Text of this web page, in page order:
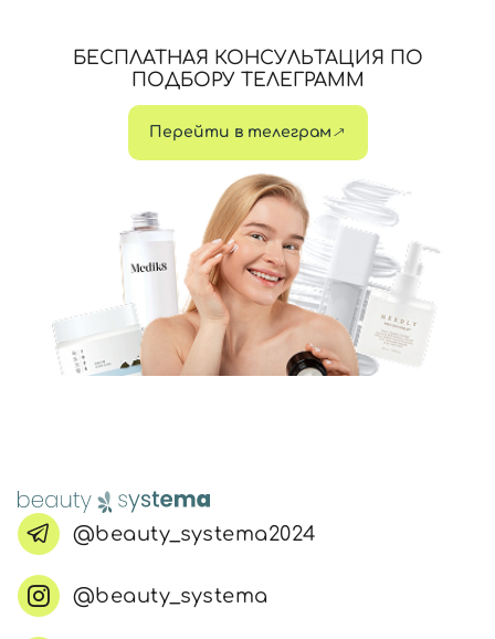
БЕСПЛАТНАЯ КОНСУЛЬТАЦИЯ ПО
ПОДБОРУ ТЕЛЕГРАММ
Перейти в телеграм
@beauty_systema2024
@beauty_systema